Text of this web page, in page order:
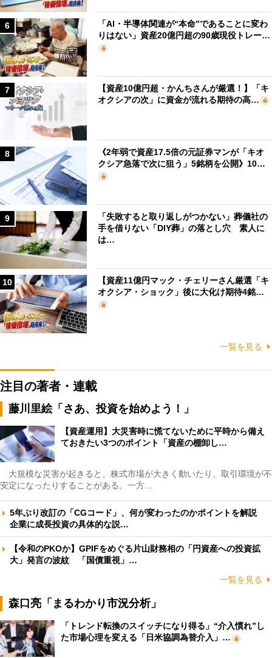
6
「AI・半導体関連が“本命”であることに変わ
りはない」資産20億円超の90歳現役トレー…
7
【資産10億円超・かんちさんが厳選！】「キ
オクシアの次」に資金が流れる期待の高…
8
《2年弱で資産17.5倍の元証券マンが「キオ
クシア急落で次に狙う」5銘柄を公開》10…
9
「失敗すると取り返しがつかない」葬儀社の
手を借りない「DIY葬」の落とし穴 素人に
は…
10
【資産11億円マック・チェリーさん厳選「キ
オクシア・ショック」後に大化け期待4銘…
一覧を見る
注目の著者・連載
藤川里絵「さあ、投資を始めよう！」
【資産運用】大災害時に慌てないために平時から備え
ておきたい3つのポイント「資産の棚卸し…
大規模な災害が起きると、株式市場が大きく動いたり、取引環境が不
安定になったりすることがある。一方…
5年ぶり改訂の「CGコード」、何が変わったのかポイントを解説
企業に成長投資の具体的な説…
【令和のPKOか】GPIFをめぐる片山財務相の「円資産への投資拡
大」発言の波紋 「国債重視」…
一覧を見る
森口亮「まるわかり市況分析」
「トレンド転換のスイッチになり得る」“介入慣れ”し
た市場心理を変える「日米協調為替介入」…